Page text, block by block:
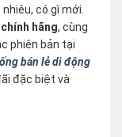
có gì mới.
hãng, cùng
phiên bản tại
bán lẻ di động
đặc biệt và